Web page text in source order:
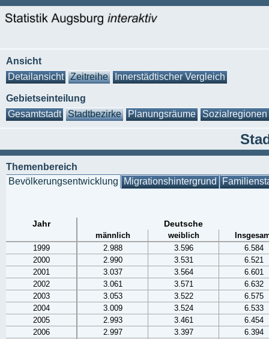
Ansicht
Detailansicht
Zeitreihe Innerstädtischer Vergleich
Gebietseinteilung
Gesamtstadt
Stadtbezirke Planungsräume Sozialregionen
Themenbereich
Bevölkerungsentwicklung Migrationshintergrund
Jahr Deutsche
männlich weiblich
1999
2.988 3.596
6.584
2000
2.990 3.531
6.521
2001
3.037 3.564
6.601
2002
3.061 3.571
6.632
2003
3.053 3.522
6.575
2004
3.009 3.524
6.533
2005
2.993 3.461
6.454
2006
2.997 3.397
6.394